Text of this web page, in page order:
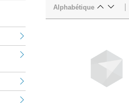
Alphabétique